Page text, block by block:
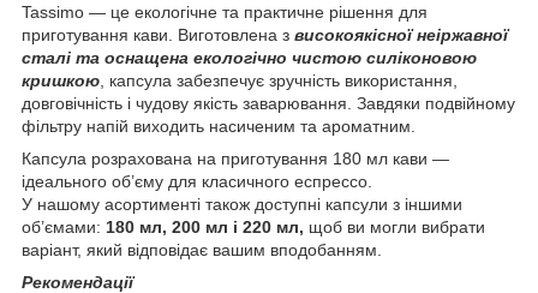
Tassimo — це екологічне та практичне рішення для
приготування кави. Виготовлена з високоякісної неіржавної
сталі та оснащена екологічно чистою силіконовою
кришкою , капсула забезпечує зручність використання,
довговічність і чудову якість заварювання. Завдяки подвійному
фільтру напій виходить насиченим та ароматним.
Капсула розрахована на приготування 180 мл кави —
ідеального об’єму для класичного еспрессо.
У нашому асортименті також доступні капсули з іншими
об’ємами: 180 мл, 200 мл і 220 мл, щоб ви могли вибрати
варіант, який відповідає вашим вподобанням.
Рекомендації